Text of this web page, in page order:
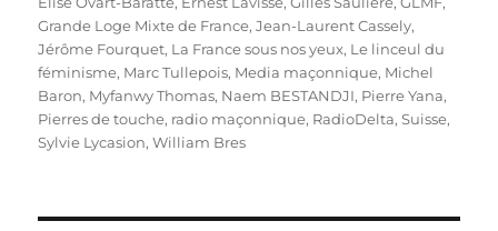
Grande Loge Mixte de France,Jean-Laurent Cassely,
Jérôme Fourquet, La France sous nos yeux, Le linceul du
féminisme, Marc Tullepois, Media maçonnique, Michel
Baron, Myfanwy Thomas, Naem BESTANDJI, Pierre Yana,
Pierres de touche, radio maçonnique, RadioDelta,Suisse,
Sylvie Lycasion,William Bres